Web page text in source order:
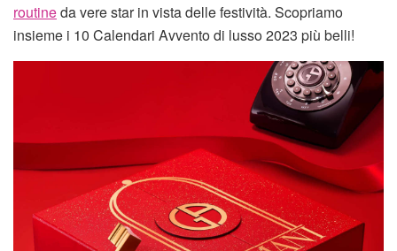
routineda vere star in vista delle festività. Scopriamo
insieme i 10 Calendari Avvento di lusso 2023 più belli!